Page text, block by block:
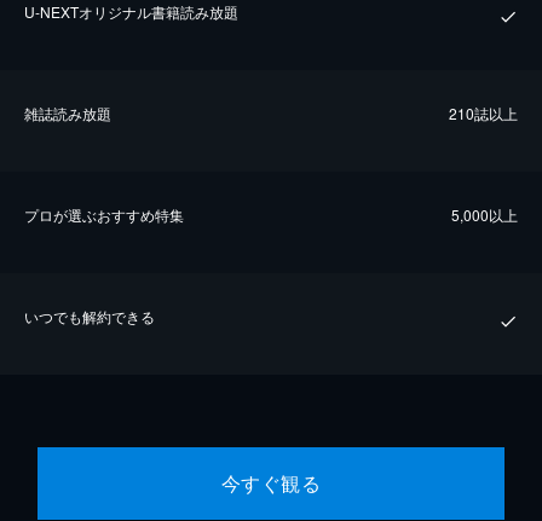
U-NEXTオリジナル書籍読み放題
雑誌読み放題 210誌以上
プロが選ぶおすすめ特集 5,000以上
いつでも解約できる
今すぐ観る